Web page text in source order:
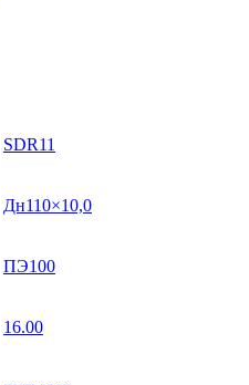
SDR11
Дн110×10,0
ПЭ100
16.00